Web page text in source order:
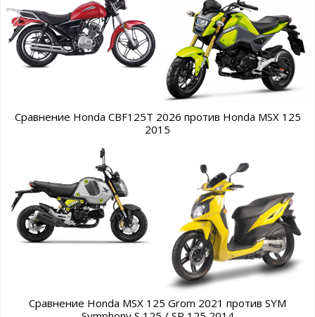
Сравнение Honda CBF125T 2026 против Honda MSX 125
2015
Сравнение Honda MSX 125 Grom 2021 против SYM